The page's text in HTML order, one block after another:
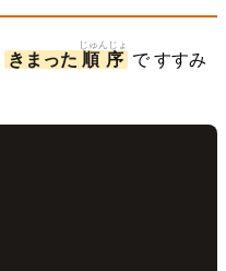
きまった 順序
じゅんじょ
で すすみ